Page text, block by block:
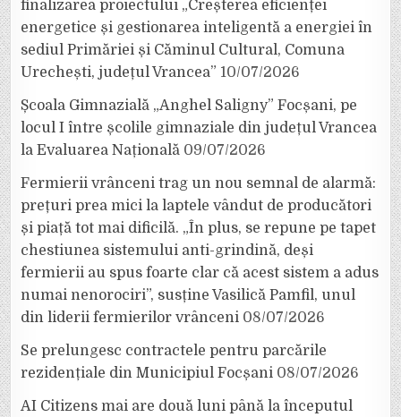
finalizarea proiectului „Creșterea eficienței
energetice și gestionarea inteligentă a energiei în
sediul Primăriei și Căminul Cultural, Comuna
Urechești, județul Vrancea” 10/07/2026
Școala Gimnazială „Anghel Saligny” Focșani, pe
locul I între școlile gimnaziale din județul Vrancea
la Evaluarea Națională 09/07/2026
Fermierii vrânceni trag un nou semnal de alarmă:
prețuri prea mici la laptele vândut de producători
și piață tot mai dificilă. „În plus, se repune pe tapet
chestiunea sistemului anti-grindină, deși
fermierii au spus foarte clar că acest sistem a adus
numai nenorociri”, susține Vasilică Pamfil, unul
din liderii fermierilor vrânceni 08/07/2026
Se prelungesc contractele pentru parcările
rezidențiale din Municipiul Focșani 08/07/2026
AI Citizens mai are două luni până la începutul